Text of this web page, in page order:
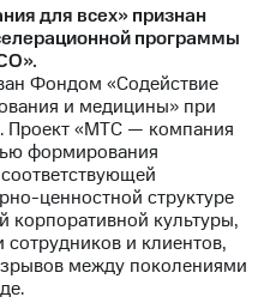
для всех» признан
программы
Фондом «Содействие
и медицины» при
Проект «МТС — компания
формирования
ценностной структуре
корпоративной культуры,
и клиентов,
между поколениями